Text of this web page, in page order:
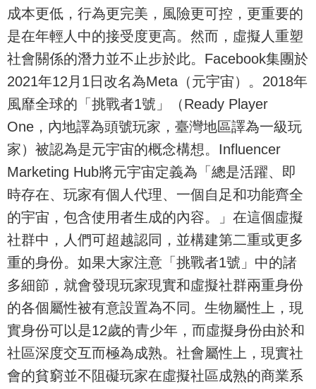
成本更低，行為更完美，風險更可控，更重要的
是在年輕人中的接受度更高。然而，虛擬人重塑
社會關係的潛力並不止步於此。Facebook集團於
2021年12月1日改名為Meta（元宇宙）。2018年
風靡全球的「挑戰者1號」（Ready Player
One，內地譯為頭號玩家，臺灣地區譯為一級玩
家）被認為是元宇宙的概念構想。Influencer
Marketing Hub將元宇宙定義為「總是活躍、即
時存在、玩家有個人代理、一個自足和功能齊全
的宇宙，包含使用者生成的內容。」在這個虛擬
社群中，人們可超越認同，並構建第二重或更多
重的身份。如果大家注意「挑戰者1號」中的諸
多細節，就會發現玩家現實和虛擬社群兩重身份
的各個屬性被有意設置為不同。生物屬性上，現
實身份可以是12歲的青少年，而虛擬身份由於和
社區深度交互而極為成熟。社會屬性上，現實社
會的貧窮並不阻礙玩家在虛擬社區成熟的商業系